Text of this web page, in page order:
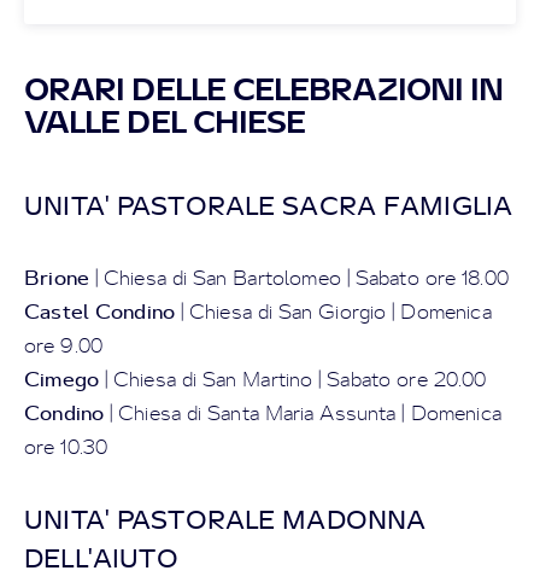
ORARI DELLE CELEBRAZIONI IN
VALLE DEL CHIESE
UNITA' PASTORALE SACRA FAMIGLIA
Brione | Chiesa di San Bartolomeo | Sabato ore 18.00
Castel Condino | Chiesa di San Giorgio | Domenica
ore 9.00
Cimego | Chiesa di San Martino | Sabato ore 20.00
Condino
| Chiesa di Santa Maria Assunta | Domenica
ore 10.30
UNITA' PASTORALE MADONNA
DELL'AIUTO